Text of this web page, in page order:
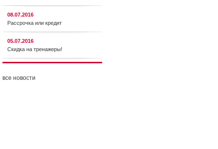
08.07.2016
Рассрочка или кредит
05.07.2016
Скидка на тренажеры!
все новости